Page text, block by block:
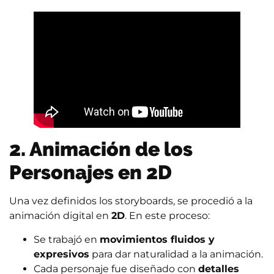
2. Animación de los
Personajes en 2D
Una vez definidos los storyboards, se procedió a la
animación digital en 2D. En este proceso:
Se trabajó en movimientos fluidos y
expresivos para dar naturalidad a la animación.
Cada personaje fue diseñado con detalles